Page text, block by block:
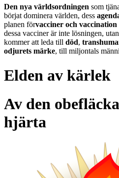
Den nya världsordningen som
börjat dominera världen, dess
planen förvacciner och
dessa vacciner är inte lösningen,
kommer att leda till död,
odjurets märke, till miljontals
Elden av kärlek
Av den
hjärta